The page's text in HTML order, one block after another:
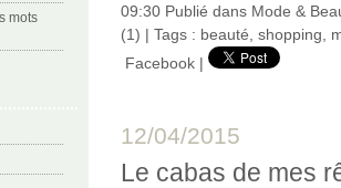
mots
09:30 Publié dans Mode &
(1) | Tags : beauté shopping
Facebook |
12/04/2015
Le cabas de mes